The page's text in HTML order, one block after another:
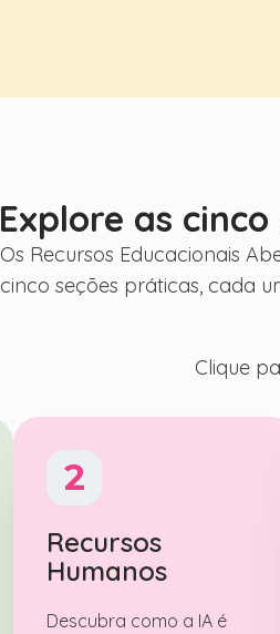
Explore as
Os Recursos Educacionais
cinco seções práticas, cada
Clique
2
Recursos
Humanos
Descubra como a IA é